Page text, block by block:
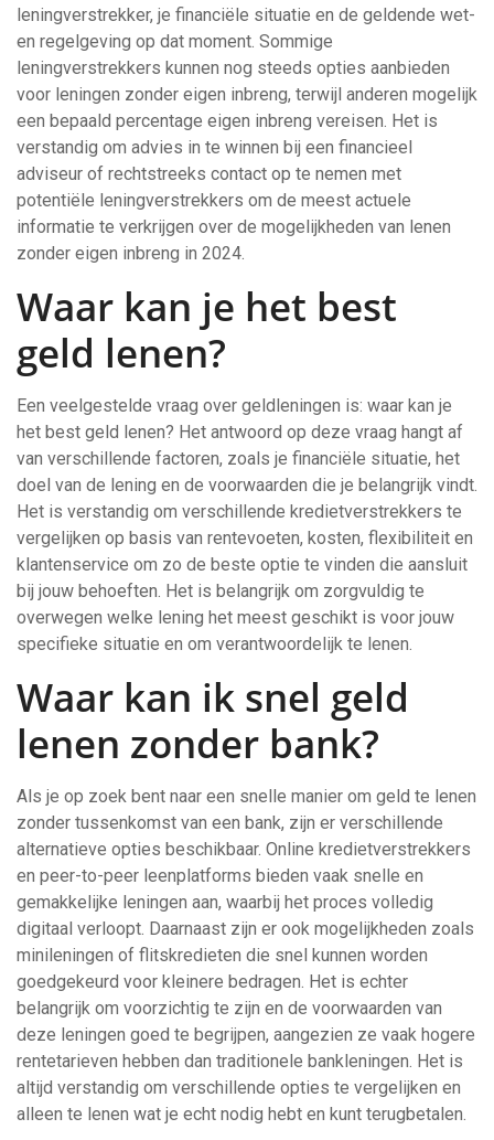
leningverstrekker, je financiële situatie en de geldende wet-
en regelgeving op dat moment. Sommige
leningverstrekkers kunnen nog steeds opties aanbieden
voor leningen zonder eigen inbreng, terwijl anderen mogelijk
een bepaald percentage eigen inbreng vereisen. Het is
verstandig om advies in te winnen bij een financieel
adviseur of rechtstreeks contact op te nemen met
potentiële leningverstrekkers om de meest actuele
informatie te verkrijgen over de mogelijkheden van lenen
zonder eigen inbreng in 2024.
Waar kan je het best
geld lenen?
Een veelgestelde vraag over geldleningen is: waar kan je
het best geld lenen? Het antwoord op deze vraag hangt af
van verschillende factoren, zoals je financiële situatie, het
doel van de lening en de voorwaarden die je belangrijk vindt.
Het is verstandig om verschillende kredietverstrekkers te
vergelijken op basis van rentevoeten, kosten, flexibiliteit en
klantenservice om zo de beste optie te vinden die aansluit
bij jouw behoeften. Het is belangrijk om zorgvuldig te
overwegen welke lening het meest geschikt is voor jouw
specifieke situatie en om verantwoordelijk te lenen.
Waar kan ik snel geld
lenen zonder bank?
Als je op zoek bent naar een snelle manier om geld te lenen
zonder tussenkomst van een bank, zijn er verschillende
alternatieve opties beschikbaar. Online kredietverstrekkers
en peer-to-peer leenplatforms bieden vaak snelle en
gemakkelijke leningen aan, waarbij het proces volledig
digitaal verloopt. Daarnaast zijn er ook mogelijkheden zoals
minileningen of flitskredieten die snel kunnen worden
goedgekeurd voor kleinere bedragen. Het is echter
belangrijk om voorzichtig te zijn en de voorwaarden van
deze leningen goed te begrijpen, aangezien ze vaak hogere
rentetarieven hebben dan traditionele bankleningen. Het is
altijd verstandig om verschillende opties te vergelijken en
alleen te lenen wat je echt nodig hebt en kunt terugbetalen.